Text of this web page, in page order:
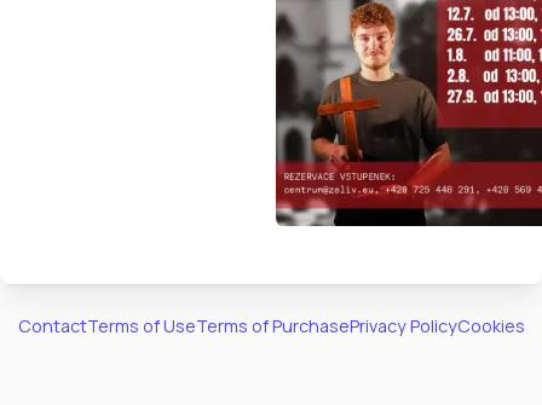
ContactTerms of UseTerms of PurchasePrivacy PolicyCookies